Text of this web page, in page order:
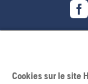
Cookies sur le site